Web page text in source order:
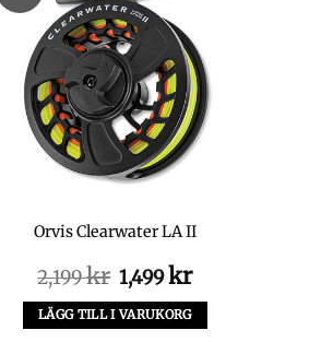
Orvis Clearwater LA II
2,199kr Det
ursprungliga
priset
var:
1,499krDet
priset
är:
LÄGG TILL I VARUKORG